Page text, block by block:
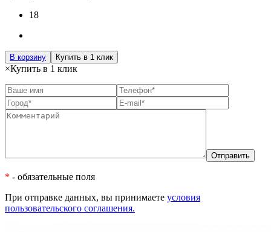
18
В корзину Купить в 1 клик
×Купить в 1 клик
* - обязательные поля
При отправке данных, вы принимаете условия
пользовательского соглашения.